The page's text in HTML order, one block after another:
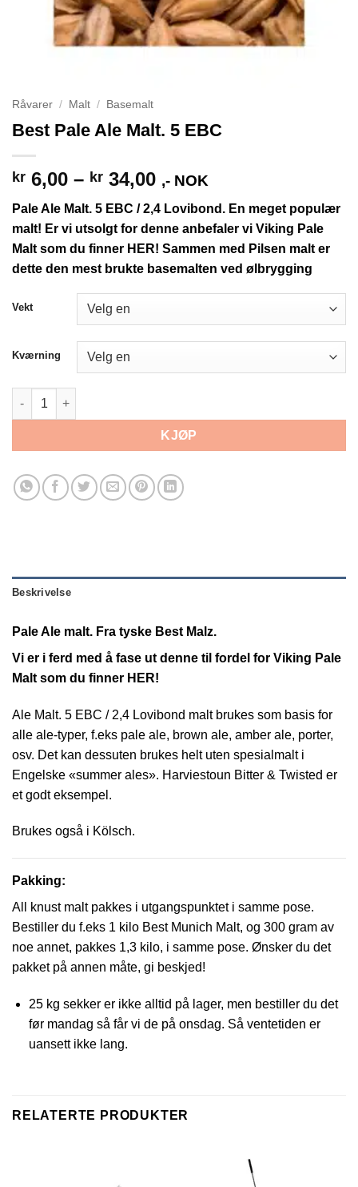
Råvarer / Malt / Basemalt
Best Pale Ale Malt. 5 EBC
kr 6,00 – kr 34,00Prisområde:
til
kr 34,00
,- NOK
Pale Ale Malt. 5 EBC / 2,4 Lovibond. En meget populær
malt! Er vi utsolgt for denne anbefaler vi Viking Pale
Malt som du finner HER! Sammen med Pilsen malt er
dette den mest brukte basemalten ved ølbrygging
Vekt
Kværning
Best Pale Ale Malt. 5 EBC antall
KJØP
Beskrivelse
Pale Ale malt. Fra tyske Best Malz.
Vi er i ferd med å fase ut denne til fordel for Viking Pale
Malt som du finner HER!
Ale Malt. 5 EBC / 2,4 Lovibond malt brukes som basis for
alle ale-typer, f.eks pale ale, brown ale, amber ale, porter,
osv. Det kan dessuten brukes helt uten spesialmalt i
Engelske «summer ales». Harviestoun Bitter & Twisted er
et godt eksempel.
Brukes også i Kölsch.
Pakking:
All knust malt pakkes i utgangspunktet i samme pose.
Bestiller du f.eks 1 kilo Best Munich Malt, og 300 gram av
noe annet, pakkes 1,3 kilo, i samme pose. Ønsker du det
pakket på annen måte, gi beskjed!
25 kg sekker er ikke alltid på lager, men bestiller du det
før mandag så får vi de på onsdag. Så ventetiden er
uansett ikke lang.
RELATERTE PRODUKTER